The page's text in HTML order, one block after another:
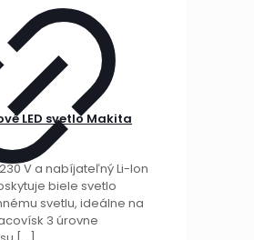
LED svetlo Makita
V a nabíjateľný Li-Ion
biele svetlo
svetlu, ideálne na
3 úrovne